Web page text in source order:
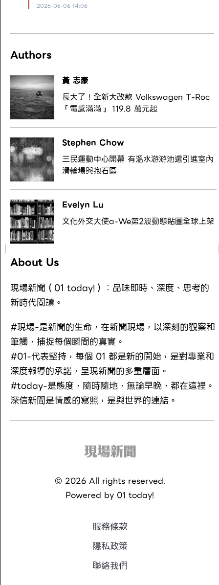
2026-06-06 14:06
Authors
黃 志豪
長大了！全新大改款 Volkswagen T-Roc
「電感滿滿」 119.8 萬元起
Stephen Chow
三民運動中心開幕 有溫水游游池還引進室內
滑輪場與抱石區
Evelyn Lu
文化外交大使a-We第2波動態貼圖全球上架
About Us
現場新聞（01 today!）：品味即時、深度、思考的
新時代閱讀。
#現場-是新聞的生命，在新聞現場，以深刻的觀察和
筆觸，捕捉每個瞬間的真實。
#01-代表堅持，每個 01 都是新的開始，是對專業和
深度報導的承諾，呈現新聞的多重層面。
#today-是態度，隨時隨地，無論早晚，都在這裡。
深信新聞是情感的寫照，是與世界的連結。
© 2026All rights reserved.
Powered by 01 today!
服務條款
隱私政策
聯絡我們